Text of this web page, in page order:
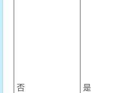
否 是